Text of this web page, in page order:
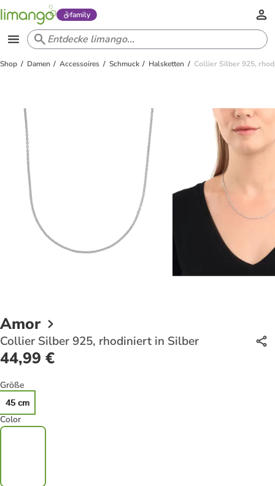
family
Shop Damen Accessoires Schmuck Halsketten Collier Silber 925,
Amor
Collier Silber 925, rhodiniert in Silber
44,99 €
Größe
45 cm
Color